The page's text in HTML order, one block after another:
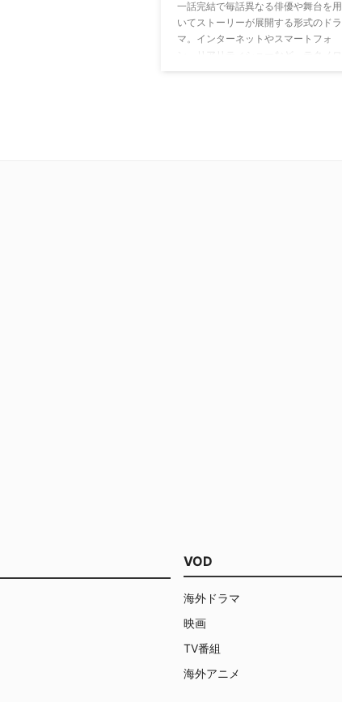
一話完結で毎話異なる俳優や舞台を用
いてストーリーが展開する形式のドラ
マ。インターネットやスマートフォ
VOD
海外ドラマ
映画
TV番組
海外アニメ